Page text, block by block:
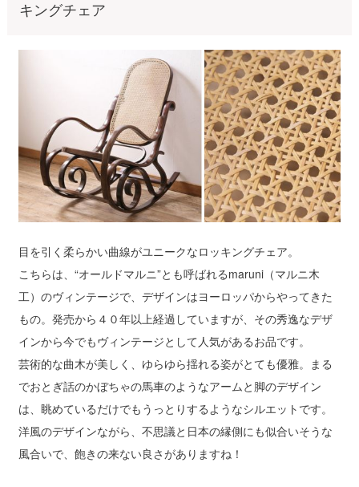
キングチェア
目を引く柔らかい曲線がユニークなロッキングチェア。
こちらは、“オールドマルニ”とも呼ばれるmaruni（マルニ木
工）のヴィンテージで、デザインはヨーロッパからやってきた
もの。発売から４０年以上経過していますが、その秀逸なデザ
インから今でもヴィンテージとして人気があるお品です。
芸術的な曲木が美しく、ゆらゆら揺れる姿がとても優雅。まる
でおとぎ話のかぼちゃの馬車のようなアームと脚のデザイン
は、眺めているだけでもうっとりするようなシルエットです。
洋風のデザインながら、不思議と日本の縁側にも似合いそうな
風合いで、飽きの来ない良さがありますね！